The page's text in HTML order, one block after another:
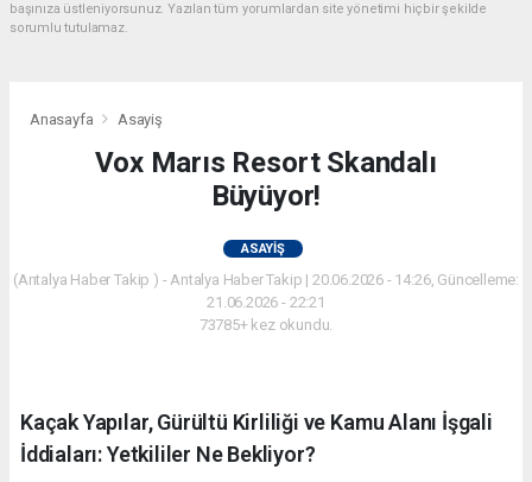
başınıza üstleniyorsunuz. Yazılan tüm yorumlardan site yönetimi hiçbir şekilde
sorumlu tutulamaz.
Anasayfa Asayiş
Vox Marıs Resort Skandalı
Büyüyor!
ASAYIŞ
(Antalya Haber Takip ) - Antalya Haber Takip | 20.06.2026 - 14:26, Güncelleme:
21.06.2026 - 22:21
73785+ kez okundu.
Kaçak Yapılar, Gürültü Kirliliği ve Kamu Alanı İşgali
İddiaları: Yetkililer Ne Bekliyor?